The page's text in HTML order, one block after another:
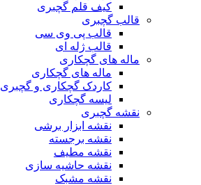
کیف قلم گچبری
قالب گچبری
قالب پی وی سی
قالب ژله ای
ماله های گچکاری
ماله های گچکاری
کاردک گچکاری و گچبری
لیسه گچکاری
نقشه گچبری
نقشه ابزار برشی
نقشه برجسته
نقشه مطیف
نقشه حاشیه سازی
نقشه مشبک